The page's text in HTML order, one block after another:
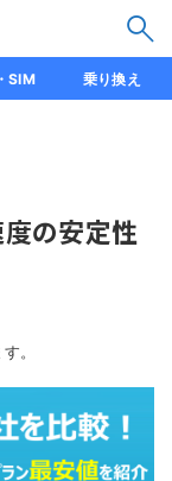
SIM 乗り換え
の安定性
。